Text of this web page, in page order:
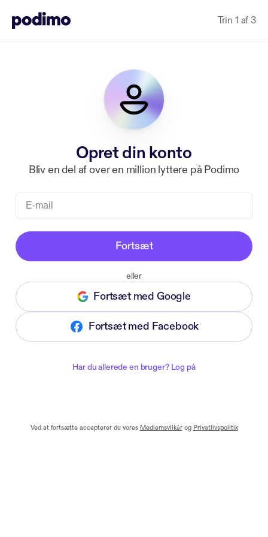
Trin 1 af 3
Opret din konto
Bliv en del af over en million lyttere på Podimo
Fortsæt
eller
Fortsæt med Google
Fortsæt med Facebook
Har du allerede en bruger? Log på
Ved at fortsætte accepterer du vores Medlemsvilkår og Privatlivspolitik